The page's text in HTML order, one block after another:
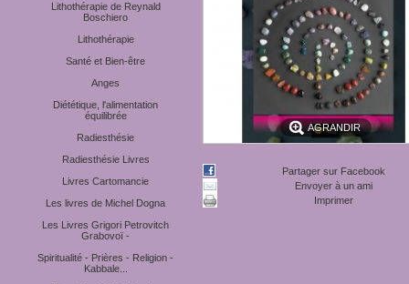
Lithothérapie de Reynald
Boschiero
Lithothérapie
Santé et Bien-être
Anges
Diététique, l'alimentation
équilibrée
Radiesthésie
Radiesthésie Livres
Livres Cartomancie
Les livres de Michel Dogna
Les Livres Grigori Petrovitch
Grabovoï -
Spiritualité - Prières - Religion -
Kabbale...
AGRANDIR
Partager sur Facebook
Envoyer à un ami
Imprimer